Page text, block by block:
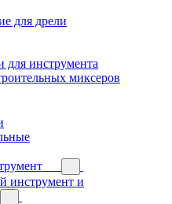
для дрели
для инструмента
миксеров
инструмент и